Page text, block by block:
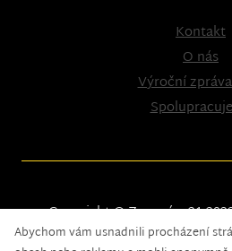
Kontakt
O nás
Výroční
Copyright © Znesnáze21
Abychom vám usnadnili procházení